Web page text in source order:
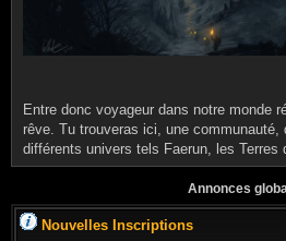
Entre donc voyageur dans notre monde
rêve. Tu trouveras ici, une
différents univers tels Faerun, les Terres
Annonces
Nouvelles Inscriptions